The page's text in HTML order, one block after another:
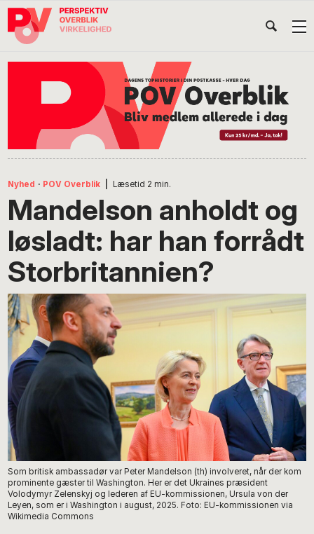
Gå
direkte
Skip
indhold
Gå
direkte
Nyhed · POV Overblik Læsetid 2 min.
Mandelson anholdt og
løsladt: har han forrådt
Storbritannien?
Som britisk ambassadør var Peter Mandelson (th) involveret, når der kom
prominente gæster til Washington. Her er det Ukraines præsident
Volodymyr Zelenskyj og lederen af EU-kommissionen, Ursula von der
Leyen, som er i Washington i august, 2025. Foto: EU-kommissionen via
Wikimedia Commons